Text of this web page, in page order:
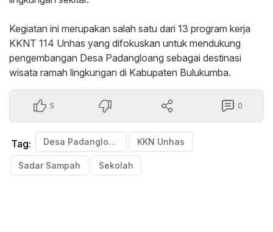
‎Kegiatan ini merupakan salah satu dari 13 program kerja
KKNT 114 Unhas yang difokuskan untuk mendukung
pengembangan Desa Padangloang sebagai destinasi
wisata ramah lingkungan di Kabupaten Bulukumba.
5 0
Tag: Desa Padangloang KKN Unhas
Sadar Sampah Sekolah